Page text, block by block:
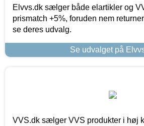
Elvvs.dk sælger både elartikler og
prismatch +5%, foruden nem
se deres udvalg.
Se udvalget på
VVS.dk sælger VVS produkter i høj